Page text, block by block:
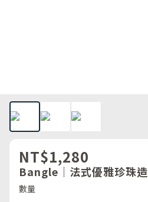
NT$1,280
Bangle｜法式優雅珍珠
數量